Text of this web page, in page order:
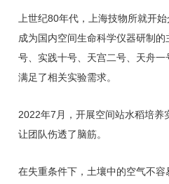
上世纪80年代，上海技物所就开
成为国内空间生命科学仪器研制
号、实践十号、天宫二号、天舟一
满足了相关实验需求。
2022年7月，开展空间站水稻培养
让团队伤透了脑筋。
在失重条件下，土壤中的空气不